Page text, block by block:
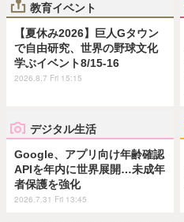
教育イベント
【夏休み2026】巨人Gタウン
で自由研究、世界の野球文化
学ぶイベント8/15-16
2026.8.7 Fri 15:15
デジタル生活
Google、アプリ向け年齢確認
APIを年内に世界展開…未成年
者保護を強化
2026.7.31 Fri 13:45